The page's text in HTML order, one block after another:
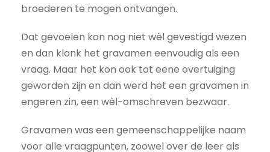
broederen te mogen ontvangen.
Dat gevoelen kon nog niet wèl gevestigd wezen
en dan klonk het gravamen eenvoudig als een
vraag. Maar het kon ook tot eene overtuiging
geworden zijn en dan werd het een gravamen in
engeren zin, een wèl-omschreven bezwaar.
Gravamen was een gemeenschappelijke naam
voor alle vraagpunten, zoowel over de leer als